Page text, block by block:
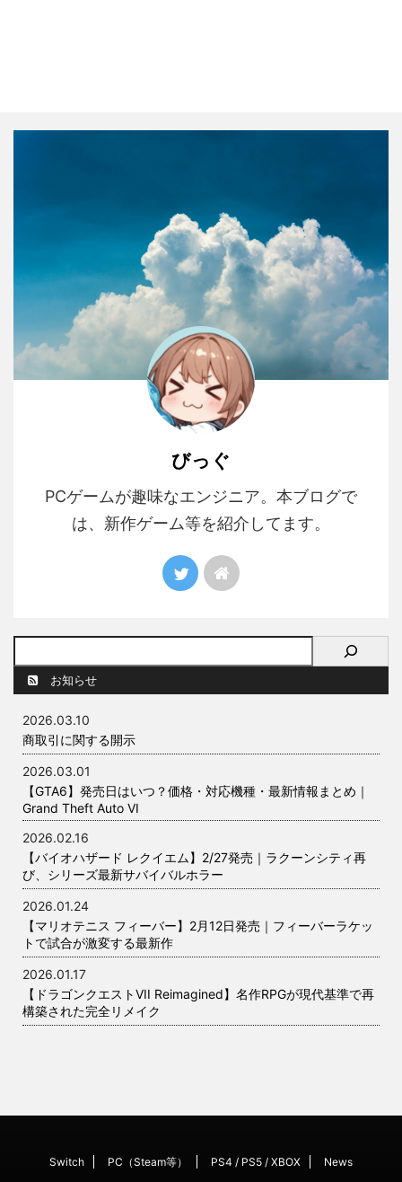
びっぐ
PCゲームが趣味なエンジニア。本ブログで
は、新作ゲーム等を紹介してます。
お知らせ
2026.03.10
商取引に関する開示
2026.03.01
【GTA6】発売日はいつ？価格・対応機種・最新情報まとめ｜
Grand Theft Auto VI
2026.02.16
【バイオハザード レクイエム】2/27発売｜ラクーンシティ再
び、シリーズ最新サバイバルホラー
2026.01.24
【マリオテニス フィーバー】2月12日発売｜フィーバーラケッ
トで試合が激変する最新作
2026.01.17
【ドラゴンクエストVII Reimagined】名作RPGが現代基準で再
構築された完全リメイク
Switch PC（Steam等） PS4 / PS5 / XBOX News